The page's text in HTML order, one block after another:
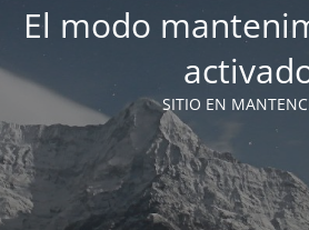
El modo
SITIO EN